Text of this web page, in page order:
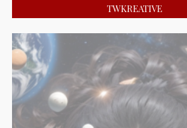
TWKREATIVE